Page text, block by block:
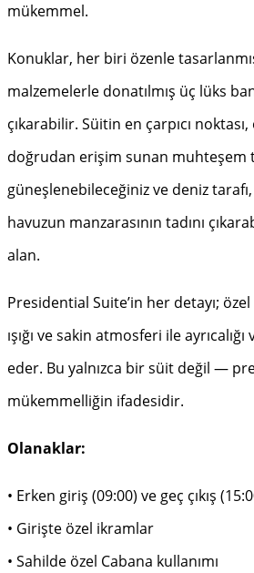
mükemmel.
Konuklar, her biri özenle
malzemelerle donatılmış üç lüks
çıkarabilir. Süitin en çarpıcı
doğrudan erişim sunan muhteşem
güneşlenebileceğiniz ve deniz
havuzun manzarasının tadını
alan.
Presidential Suite’in her detayı;
ışığı ve sakin atmosferi ile
eder. Bu yalnızca bir süit değil —
mükemmelliğin ifadesidir.
Olanaklar:
• Erken giriş (09:00) ve geç çıkış
• Girişte özel ikramlar
• Sahilde özel Cabana kullanımı